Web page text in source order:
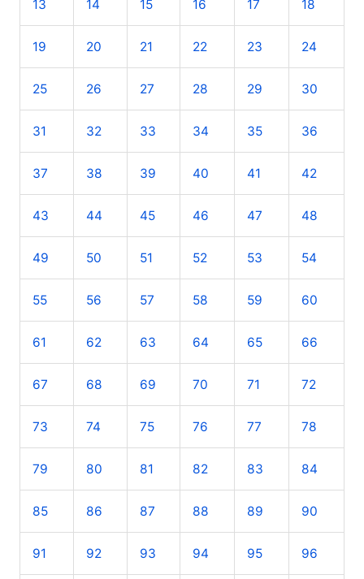
r
13 14 15 16 17 18
19 20 21 22 23 24
25 26 27 28 29 30
31 32 33 34 35 36
37 38 39 40 41 42
43 44 45 46 47 48
49 50 51 52 53 54
55 56 57 58 59 60
61 62 63 64 65 66
67 68 69 70 71 72
73 74 75 76 77 78
79 80 81 82 83 84
85 86 87 88 89 90
91 92 93 94 95 96